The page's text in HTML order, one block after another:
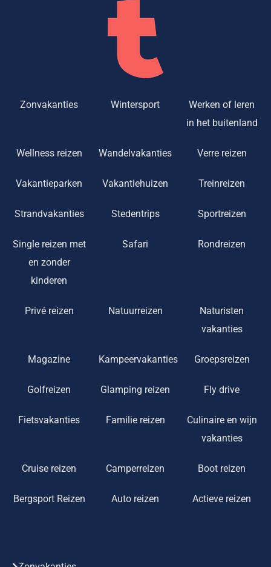
Zonvakanties Wintersport
Werken of leren
in het buitenland
Wellness reizen Wandelvakanties Verre reizen
Vakantieparken Vakantiehuizen Treinreizen
Strandvakanties Stedentrips Sportreizen
Single reizen met
en zonder
kinderen
Safari Rondreizen
Privé reizen Natuurreizen
Naturisten
vakanties
Magazine Kampeervakanties Groepsreizen
Golfreizen Glamping reizen Fly drive
Fietsvakanties Familie reizen
Culinaire en wijn
vakanties
Cruise reizen Camperreizen Boot reizen
Bergsport Reizen Auto reizen Actieve reizen